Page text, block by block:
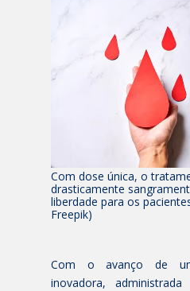
Com dose única, o
drasticamente
liberdade para os
Freepik)
Com o avanço de
inovadora,